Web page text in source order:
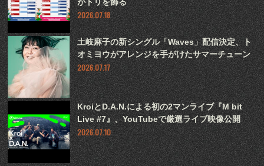
2026.07.18
土岐麻子の新シングル「Waves」配信決定、ト
オミヨウがアレンジを手がけたサマーチューン
2026.07.17
KroiとD.A.N.による初の2マンライブ『M bit
Live #7』、YouTubeで厳選ライブ映像公開
2026.07.10